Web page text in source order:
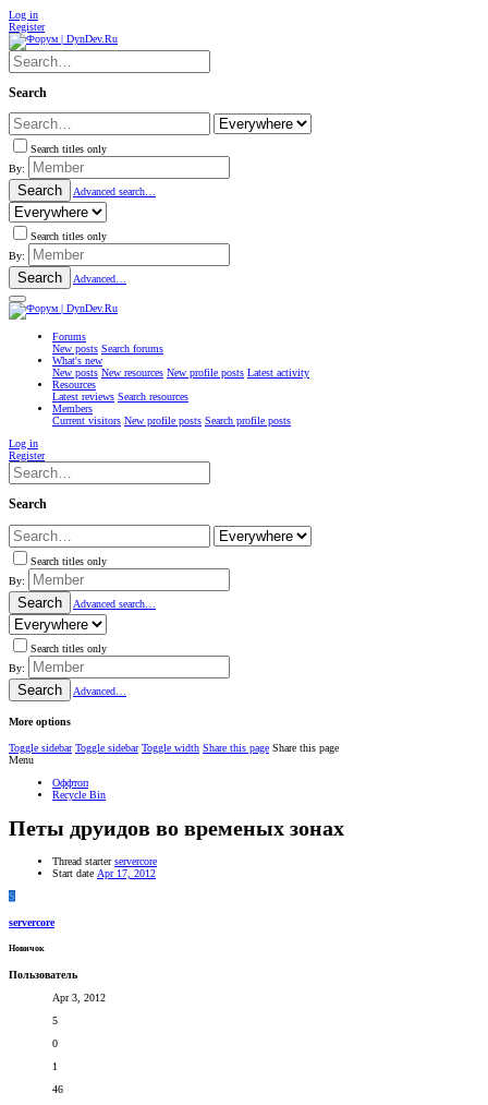
Log in
Register
Search
Search titles only
By:
Search Advanced search…
Search titles only
By:
Search Advanced…
Forums
New posts Search forums
What's new
New posts New resources New profile posts Latest activity
Resources
Latest reviews Search resources
Members
Current visitors New profile posts Search profile posts
Log in
Register
Search
Search titles only
By:
Search Advanced search…
Search titles only
By:
Search Advanced…
More options
Toggle sidebar Toggle sidebar Toggle width Share this page Share this page
Menu
Оффтоп
Recycle Bin
Петы друидов во временых зонах
Thread starter servercore
Start date Apr 17, 2012
S
servercore
Новичок
Пользователь
Apr 3, 2012
5
0
1
46